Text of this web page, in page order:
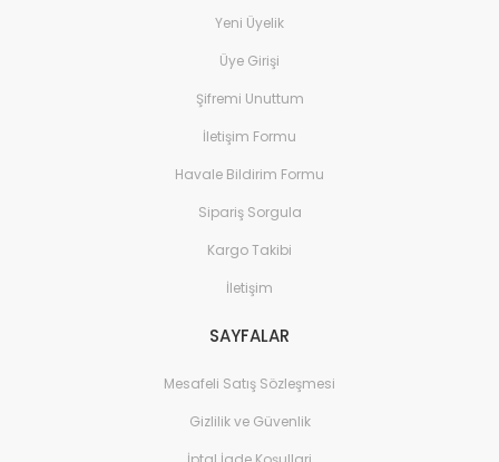
Yeni Üyelik
Üye Girişi
Şifremi Unuttum
İletişim Formu
Havale Bildirim Formu
Sipariş Sorgula
Kargo Takibi
İletişim
SAYFALAR
Mesafeli Satış Sözleşmesi
Gizlilik ve Güvenlik